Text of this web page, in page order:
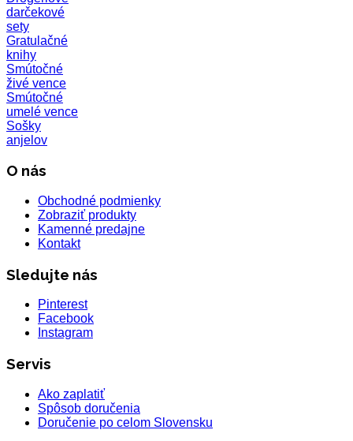
darčekové
sety
Gratulačné
knihy
Smútočné
živé vence
Smútočné
umelé vence
Sošky
anjelov
O nás
Obchodné podmienky
Zobraziť produkty
Kamenné predajne
Kontakt
Sledujte nás
Pinterest
Facebook
Instagram
Servis
Ako zaplatiť
Spôsob doručenia
Doručenie po celom Slovensku